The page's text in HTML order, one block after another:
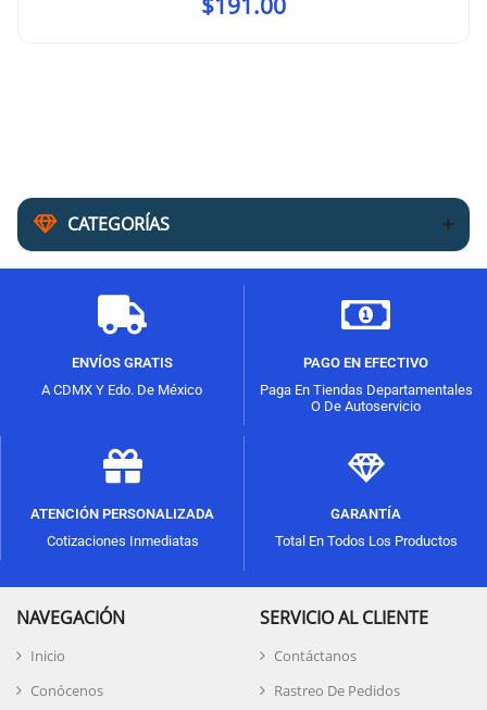
CATEGORÍAS
ENVÍOS GRATIS
A CDMX Y Edo. De México
PAGO EN EFECTIVO
Paga En Tiendas Departamentales
O De Autoservicio
ATENCIÓN PERSONALIZADA
Cotizaciones Inmediatas
GARANTÍA
Total En Todos Los Productos
NAVEGACIÓN
Inicio
Conócenos
SERVICIO AL CLIENTE
Contáctanos
Rastreo De Pedidos